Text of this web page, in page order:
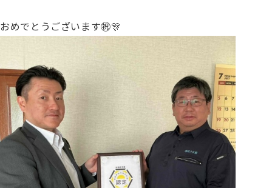
おめでとうございます㊗️🎊